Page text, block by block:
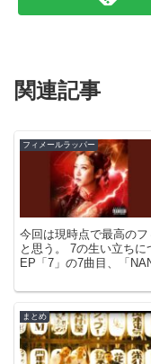
関連記事
フィメールラッパー
今回は現時点で最高の
と思う。 7の生い立ち
EP「7」の7曲目、「
まとめ